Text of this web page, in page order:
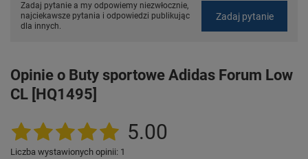
Zadaj pytanie a my odpowiemy niezwłocznie,
najciekawsze pytania i odpowiedzi publikując
dla innych.
Zadaj pytanie
Opinie o Buty sportowe Adidas Forum Low
CL [HQ1495]
5.00
Liczba wystawionych opinii: 1